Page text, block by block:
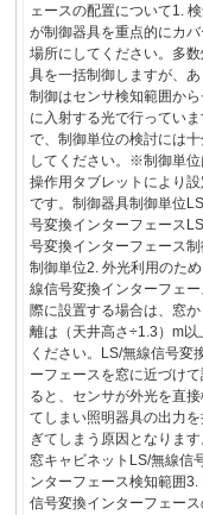
ェースの配置について1.
が制御器具を重点的にカバ
場所にしてください。多
具を一括制御しますが、
制御はセンサ検知範囲か
に入射する光で行ってい
で、制御単位の検討には
してください。※制御単位
操作用タブレットにより
です。制御器具制御単位
号変換インターフェース
号変換インターフェース
制御単位2. 外光利用のた
線信号変換インターフェ
際に設置する場合は、窓
離は（天井高さ÷1.3）m以
ください。LS/無線信号変
ーフェースを窓に近づけ
ると、センサが外光を直接
てしまい照明器具の出力を
ぎてしまう原因となりま
窓キャビネットLS/無線信
ンターフェース検知範囲3.
信号変換インターフェー